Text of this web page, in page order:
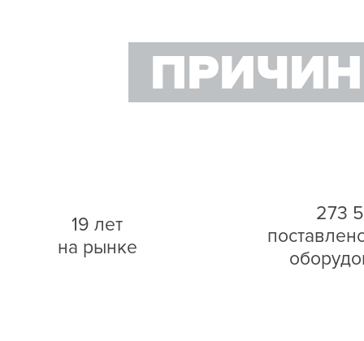
Радио ссылка тестирования
19 лет
на рынке
273